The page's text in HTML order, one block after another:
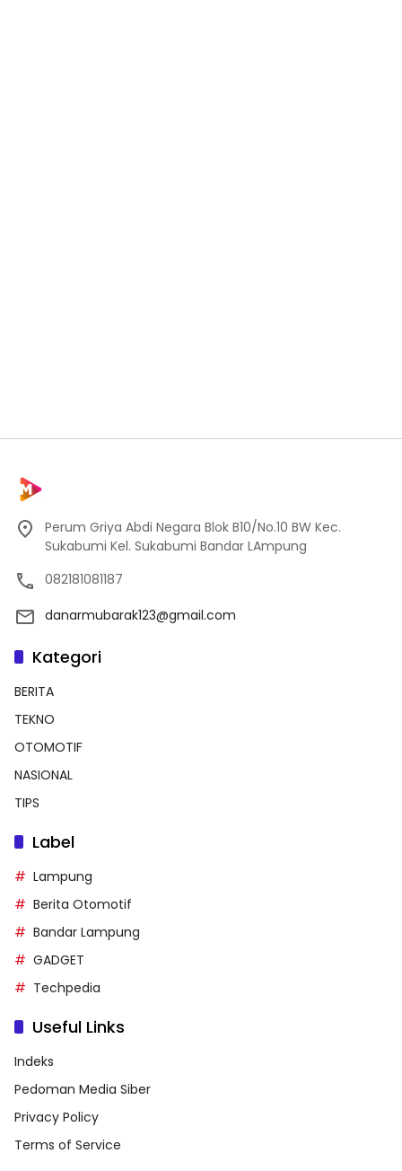
Perum Griya Abdi Negara Blok B10/No.10 BW Kec.
Sukabumi Kel. Sukabumi Bandar LAmpung
082181081187
danarmubarak123@gmail.com
Kategori
BERITA
TEKNO
OTOMOTIF
NASIONAL
TIPS
Label
Lampung
Berita Otomotif
Bandar Lampung
GADGET
Techpedia
Useful Links
Indeks
Pedoman Media Siber
Privacy Policy
Terms of Service